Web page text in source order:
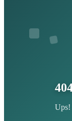
Ups!